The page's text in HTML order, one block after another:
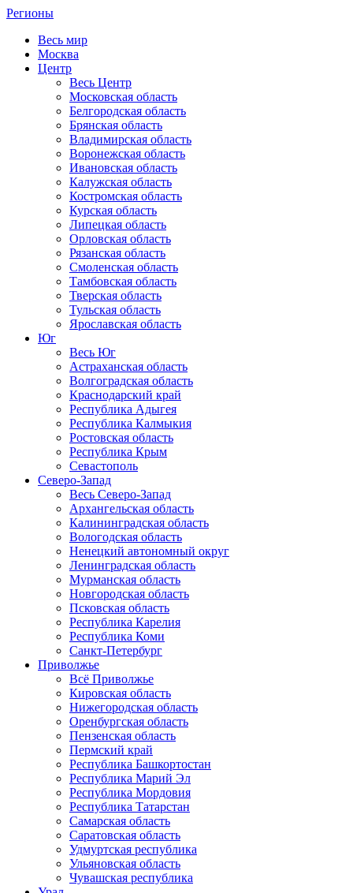
Регионы
Весь мир
Москва
Центр
Весь Центр
Московская область
Белгородская область
Брянская область
Владимирская область
Воронежская область
Ивановская область
Калужская область
Костромская область
Курская область
Липецкая область
Орловская область
Рязанская область
Смоленская область
Тамбовская область
Тверская область
Тульская область
Ярославская область
Юг
Весь Юг
Астраханская область
Волгоградская область
Краснодарский край
Республика Адыгея
Республика Калмыкия
Ростовская область
Республика Крым
Севастополь
Северо-Запад
Весь Северо-Запад
Архангельская область
Калининградская область
Вологодская область
Ненецкий автономный округ
Ленинградская область
Мурманская область
Новгородская область
Псковская область
Республика Карелия
Республика Коми
Санкт-Петербург
Приволжье
Всё Приволжье
Кировская область
Нижегородская область
Оренбургская область
Пензенская область
Пермский край
Республика Башкортостан
Республика Марий Эл
Республика Мордовия
Республика Татарстан
Самарская область
Саратовская область
Удмуртская республика
Ульяновская область
Чувашская республика